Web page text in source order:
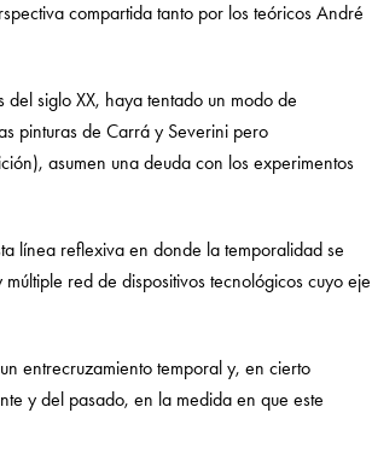
compartida tanto por los teóricos André
siglo XX, haya tentado un modo de
pinturas de Carrá y Severini pero
asumen una deuda con los experimentos
línea reflexiva en donde la temporalidad se
red de dispositivos tecnológicos cuyo eje
entrecruzamiento temporal y, en cierto
y del pasado, en la medida en que este